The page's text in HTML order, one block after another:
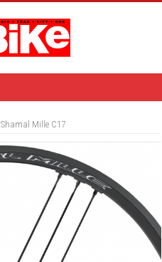
Shamal Mille C17